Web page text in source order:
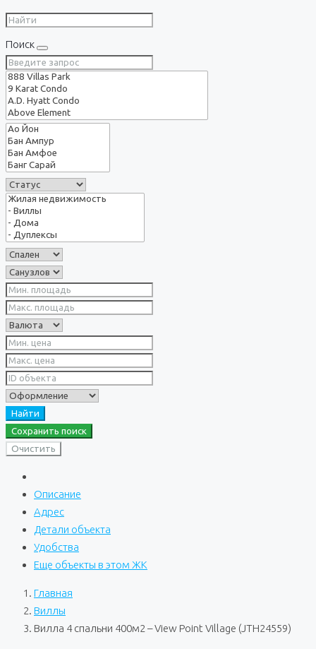
Поиск
Найти
Сохранить поиск
Очистить
Описание
Адрес
Детали объекта
Удобства
Еще объекты в этом ЖК
Главная
Виллы
Вилла 4 спальни 400м2 – View Point Village (JTH24559)